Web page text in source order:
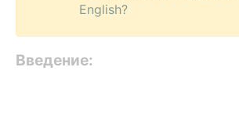
English?
Введение: